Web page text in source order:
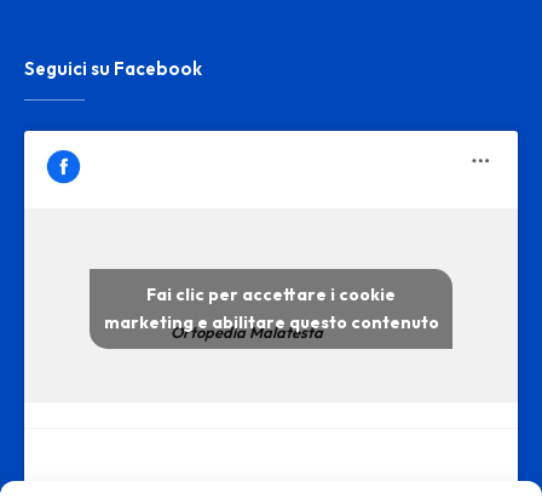
Seguici su Facebook
Ortopedia Malatesta
Fai clic per accettare i cookie
marketing e abilitare questo contenuto